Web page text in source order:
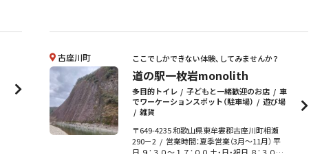
古座川町 ここでしかできない体験、してみませんか？
道の駅一枚岩monolith
多目的トイレ 子どもと一緒歓迎のお店
車
でワーケーションスポット（駐車場）
遊び場
雑貨
〒649-4235 和歌山県東牟婁郡古座川町相瀬
290－2
営業時間：夏季営業（3月～11月） 平